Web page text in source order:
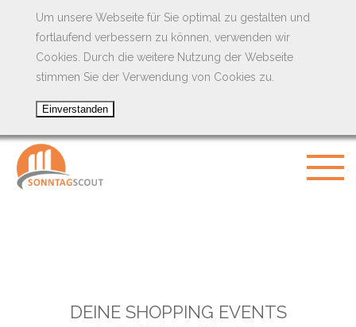
Um unsere Webseite für Sie optimal zu gestalten und
fortlaufend verbessern zu können, verwenden wir
Cookies. Durch die weitere Nutzung der Webseite
stimmen Sie der Verwendung von Cookies zu.
DEINE SHOPPING EVENTS